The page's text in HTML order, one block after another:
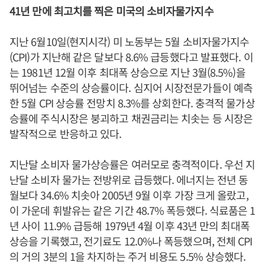
41년 만에 최고치를 찍은 미국의 소비자물가지수
지난 6월10일(현지시각) 미 노동부는 5월 소비자물가지수
(CPI)가 지난해 같은 달보다 8.6% 급등했다고 발표했다. 이
는 1981년 12월 이후 최대폭 상승으로 지난 3월(8.5%)을
뛰어넘는 수준의 상승률이다. 심지어 시장전문가들이 예측
한 5월 CPI 상승률 전망치 8.3%를 상회한다. 충격적 물가상
승률에 주식시장은 붕괴하고 채권금리는 치솟는 등 시장은
발작적으로 반응하고 있다.
지난달 소비자 물가상승률은 여러모로 충격적이다. 우선 지
난달 소비자 물가는 전방위로 급등했다. 에너지는 전년 동
월보다 34.6% 치솟아 2005년 9월 이후 가장 크게 올랐고,
이 가운데 휘발유는 같은 기간 48.7% 폭등했다. 식료품은 1
년 사이 11.9% 급등해 1979년 4월 이후 43년 만의 최대폭
상승을 기록했고, 전기료도 12.0%나 폭등했으며, 전체 CPI
의 거의 3분의 1을 차지하는 주거 비용도 5.5% 상승했다.